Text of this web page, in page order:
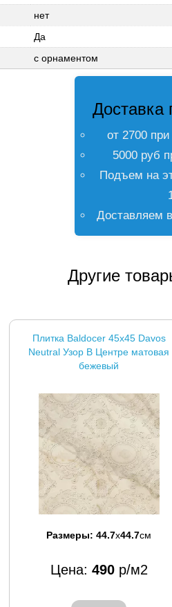
нет
Да
с орнаментом
Доставка
от 2700
5000 руб
Подъем на
Доставляем
Другие
Плитка Baldocer 45x45 Davos
Neutral Узор В Центре матовая
бежевый
Размеры: 44.7x44.7см
Цена: 490р/м2